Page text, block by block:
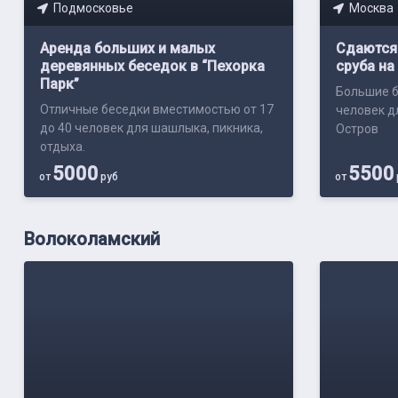
Подмосковье
Аренда больших и малых
деревянных беседок в “Пехорка
Парк”
Отличные беседки вместимостью от 17
до 40 человек для шашлыка, пикника,
отдыха.
от5000 руб
Москва
Сдаются
сруба
Большие
человек
Остров
от5500
Волоколамский